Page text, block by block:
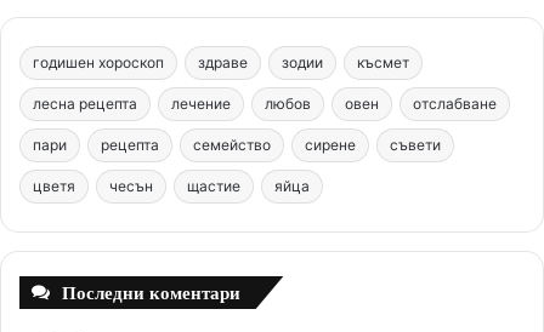
b
o
o
k
e
r
e
s
t
u
b
e
a
g
r
m
m
годишен хороскоп здраве зодии късмет
лесна рецепта лечение любов овен отслабване
пари рецепта семейство сирене съвети
цветя чесън щастие яйца
Последни коментари